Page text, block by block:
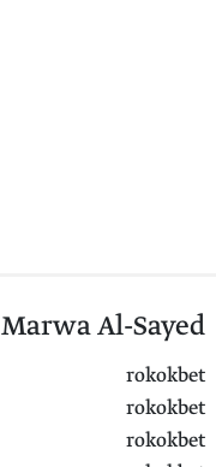
Marwa Al-Sayed
rokokbet
rokokbet
rokokbet